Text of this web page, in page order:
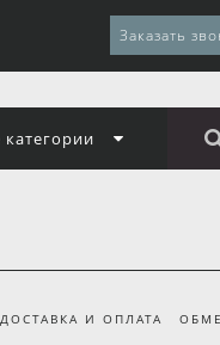
Заказать
категории
ДОСТАВКА И ОПЛАТА